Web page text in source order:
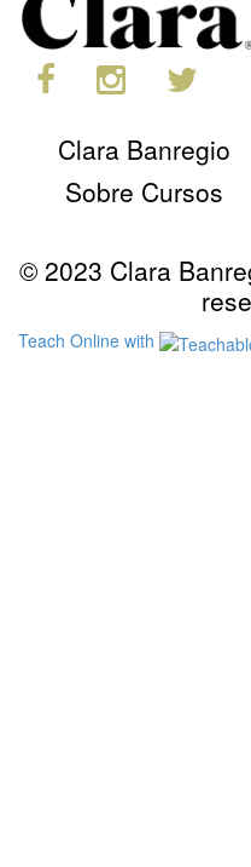
Clara Banregio
Sobre Cursos
© 2023 Clara
Teach Online with